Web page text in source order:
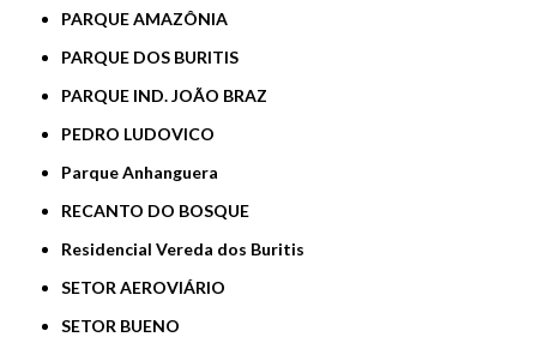
PARQUE AMAZÔNIA
PARQUE DOS BURITIS
PARQUE IND. JOÃO BRAZ
PEDRO LUDOVICO
Parque Anhanguera
RECANTO DO BOSQUE
Residencial Vereda dos Buritis
SETOR AEROVIÁRIO
SETOR BUENO